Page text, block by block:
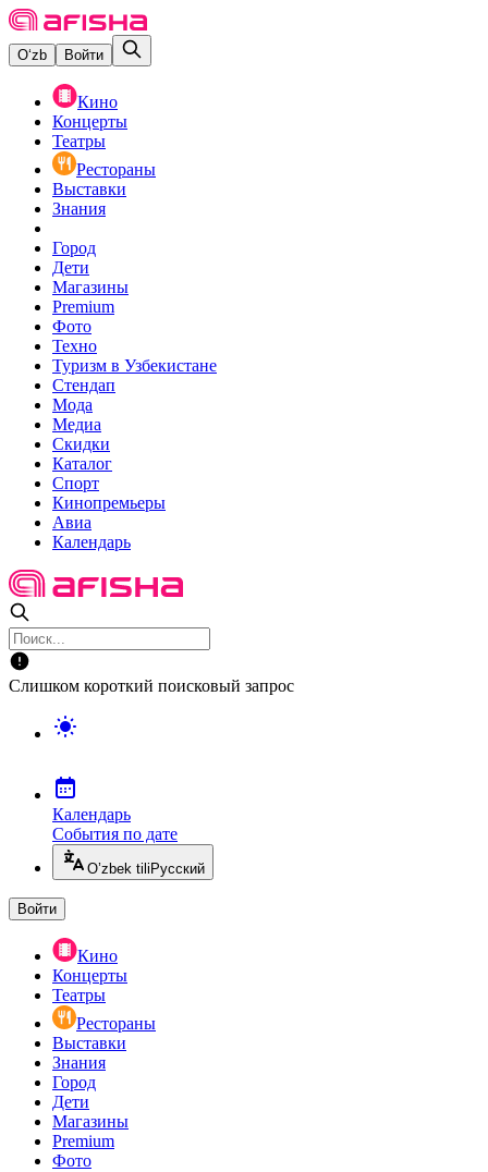
O‘zb Войти
Кино
Концерты
Театры
Рестораны
Выставки
Знания
Город
Дети
Магазины
Premium
Фото
Техно
Туризм в Узбекистане
Стендап
Мода
Медиа
Скидки
Каталог
Спорт
Кинопремьеры
Авиа
Календарь
Слишком короткий поисковый запрос
Календарь
События по дате
O’zbek tili Русский
Войти
Кино
Концерты
Театры
Рестораны
Выставки
Знания
Город
Дети
Магазины
Premium
Фото